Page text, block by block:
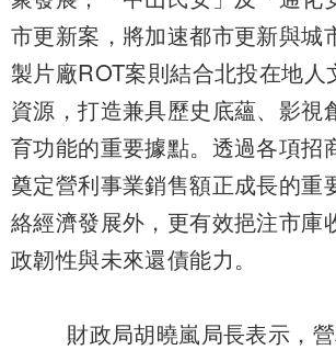
市更新案，將加速都市更新與城
製片廠ROT案則結合北投在地人
資源，打造兼具歷史底蘊、影視
育功能的重要據點。透過各項招
奠定營利事業銷售額正成長的重
絡經濟發展外，更有效挹注市庫
政韌性與未來還債能力。
財政局胡曉嵐局長表示，營